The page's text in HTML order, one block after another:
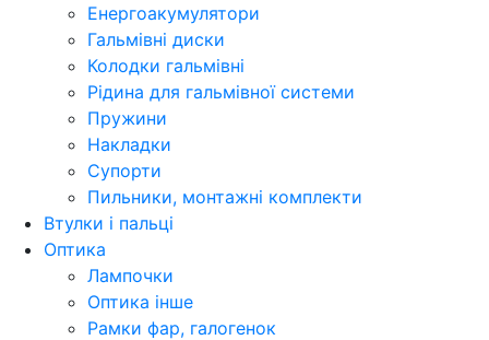
Енергоакумулятори
Гальмівні диски
Колодки гальмівні
Рідина для гальмівної системи
Пружини
Накладки
Супорти
Пильники, монтажні комплекти
Втулки і пальці
Оптика
Лампочки
Оптика інше
Рамки фар, галогенок